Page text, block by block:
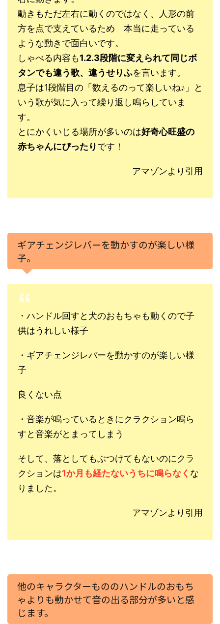
動きもただ左右に動くのではなく、人形の前
方を点で支えているため 本当に走っている
ような動きで面白いです。
しゃべる内容も1.2.3段階に変えられて同じボ
タンでも違う歌、違うせりふを言います。
息子は1段階目の「数えるのって楽しいね♪」と
いう歌が気に入って繰り返し鳴らしていま
す。
とにかくいじる場所が多いのは好奇心旺盛の
赤ちゃんにぴったりです！
アマゾンより引用
ギアチェンジレバーを動かすのが楽しい様
子。
・ハンドル回すと犬のおもちゃも動くので子
供はうれしい様子
・ギアチェンジレバーを動かすのが楽しい様
子
良くない点
・音楽が鳴っているときにクラクション鳴ら
すと音楽がとまってしまう
そして、落としてもぶつけてもないのにクラ
クションは1か月も経たないうちに鳴らなく な
りました。
アマゾンより引用
他のキャラクターもののハンドルのおもち
ゃよりも動かせて音の出る部分が多いと感
じます。